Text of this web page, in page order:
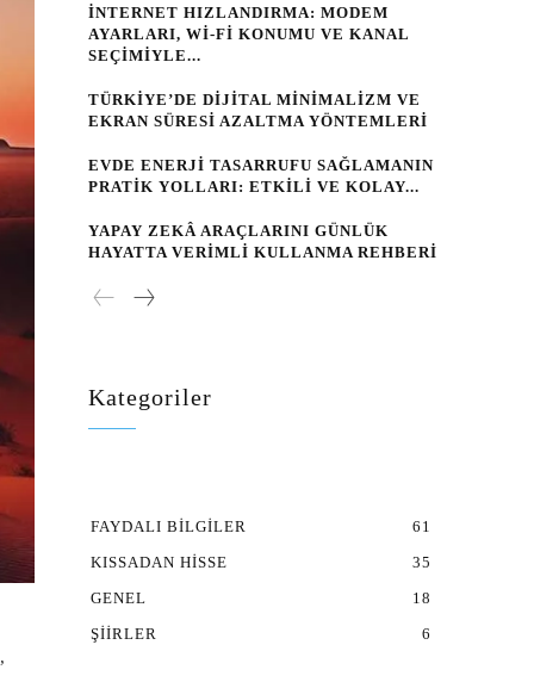
İNTERNET HIZLANDIRMA: MODEM
AYARLARI, WI‑FI KONUMU VE KANAL
SEÇIMIYLE...
TÜRKIYE’DE DIJITAL MINIMALIZM VE
EKRAN SÜRESI AZALTMA YÖNTEMLERI
EVDE ENERJI TASARRUFU SAĞLAMANIN
PRATIK YOLLARI: ETKILI VE KOLAY...
YAPAY ZEKÂ ARAÇLARINI GÜNLÜK
HAYATTA VERIMLI KULLANMA REHBERI
Kategoriler
FAYDALI BILGILER
61
KISSADAN HISSE
35
GENEL
18
ŞIIRLER
6